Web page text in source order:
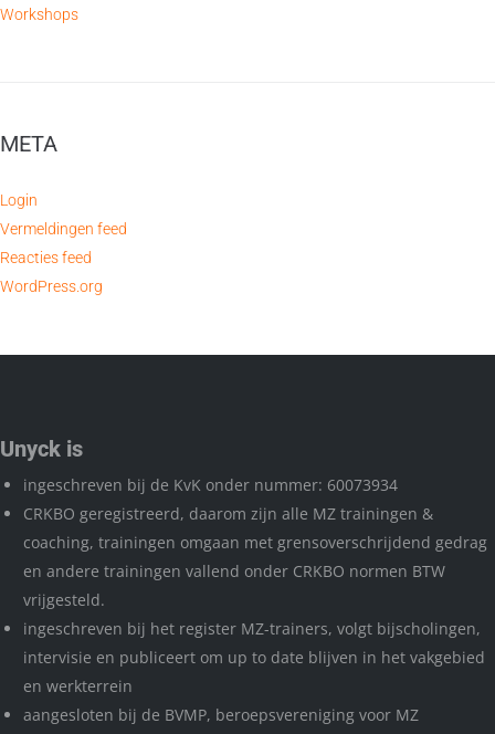
Workshops
META
Login
Vermeldingen feed
Reacties feed
WordPress.org
Unyck is
ingeschreven bij de KvK onder nummer: 60073934
CRKBO geregistreerd, daarom zijn alle MZ trainingen &
coaching, trainingen omgaan met grensoverschrijdend gedrag
en andere trainingen vallend onder CRKBO normen BTW
vrijgesteld.
ingeschreven bij het register MZ-trainers, volgt bijscholingen,
intervisie en publiceert om up to date blijven in het vakgebied
en werkterrein
aangesloten bij de BVMP, beroepsvereniging voor MZ